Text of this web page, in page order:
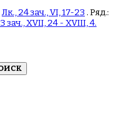
Лк., 24 зач., VI, 17-23 . Ряд.:
зач., XVII, 24 - XVIII, 4.